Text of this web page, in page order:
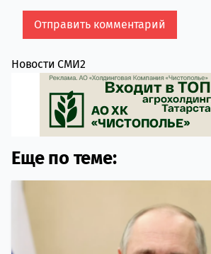
Новости СМИ2
Еще по теме: